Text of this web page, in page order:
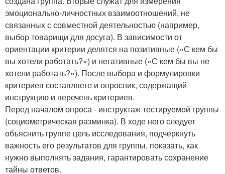
эмоционально-личностных взаимоотношений, не
связанных с совместной деятельностью (например,
выбор товарищи для досуга). В зависимости от
ориентации критерии делятся на позитивные («С кем бы
вы хотели работать?») и негативные («С кем бы вы не
хотели работать?»). После выбора и формулировки
критериев составляете и опросник, содержащий
инструкцию и перечень критериев.
Перед началом опроса - инструктаж тестируемой группы
(социометрическая разминка). В ходе него следует
объяснить группе цель исследования, подчеркнуть
важность его результатов для группы, показать, как
нужно выполнять задания, гарантировать сохранение
тайны ответов.